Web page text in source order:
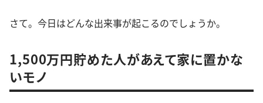
さて。今日はどんな出来事が起こるのでしょうか。
1,500万円貯めた人があえて家に置かな
いモノ